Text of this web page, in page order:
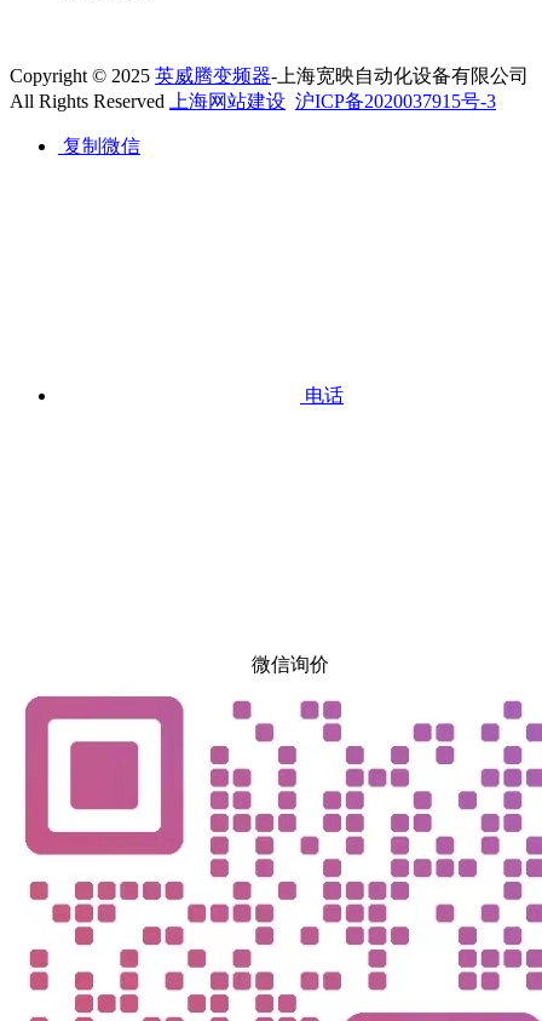
Copyright © 2025 英威腾变频器-上海宽映自动化设备有限公司
All Rights Reserved
上海网站建设 沪ICP备2020037915号-3
复制微信
电话
微信询价